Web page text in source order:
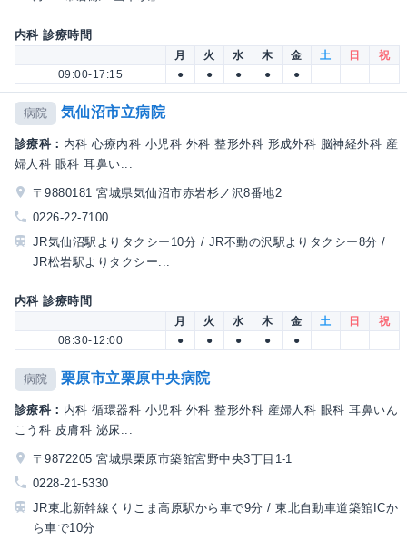
内科 診療時間
月 火 水 木 金 土 日
祝
09:00-17:15
● ● ● ● ●
病院 気仙沼市立病院
診療科： 内科 心療内科 小児科 外科 整形外科 形成外科 脳神経外科 産
婦人科 眼科 耳鼻い...
〒9880181 宮城県気仙沼市赤岩杉ノ沢8番地2
0226-22-7100
JR気仙沼駅よりタクシー10分 / JR不動の沢駅よりタクシー8分 /
JR松岩駅よりタクシー...
内科 診療時間
月 火 水 木 金 土 日
祝
08:30-12:00
● ● ● ● ●
病院 栗原市立栗原中央病院
診療科： 内科 循環器科 小児科 外科 整形外科 産婦人科 眼科 耳鼻いん
こう科 皮膚科 泌尿...
〒9872205 宮城県栗原市築館宮野中央3丁目1-1
0228-21-5330
JR東北新幹線くりこま高原駅から車で9分 / 東北自動車道築館ICか
ら車で10分